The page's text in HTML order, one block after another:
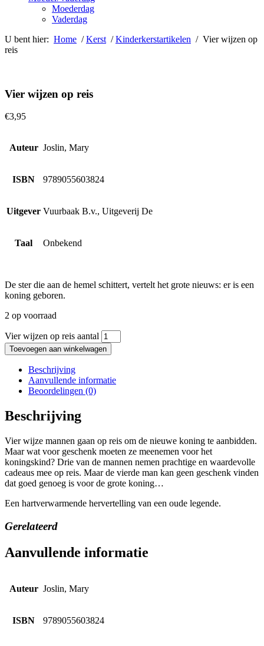
Moederdag
Vaderdag
U bent hier: Home /Kerst /Kinderkerstartikelen / Vier wijzen op
reis
Vier wijzen op reis
€3,95
Auteur Joslin, Mary
ISBN 9789055603824
Uitgever Vuurbaak B.v., Uitgeverij De
Taal Onbekend
De ster die aan de hemel schittert, vertelt het grote nieuws: er is een
koning geboren.
2 op voorraad
Vier wijzen op reis aantal
Toevoegen aan winkelwagen
Beschrijving
Aanvullende informatie
Beoordelingen (0)
Beschrijving
Vier wijze mannen gaan op reis om de nieuwe koning te aanbidden.
Maar wat voor geschenk moeten ze meenemen voor het
koningskind? Drie van de mannen nemen prachtige en waardevolle
cadeaus mee op reis. Maar de vierde man kan geen geschenk vinden
dat goed genoeg is voor de grote koning…
Een hartverwarmende hervertelling van een oude legende.
Gerelateerd
Aanvullende informatie
Auteur Joslin, Mary
ISBN 9789055603824